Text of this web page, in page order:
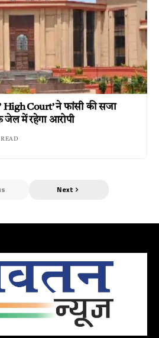
High Court’ ने फांसी की सजा
में रहेगा आरोपी
Next